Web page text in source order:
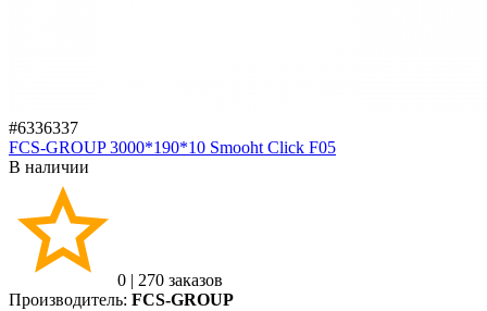
#6336337
FCS-GROUP 3000*190*10 Smooht Click F05
В наличии
0 | 270 заказов
Производитель: FCS-GROUP